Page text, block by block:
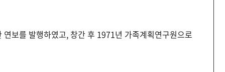
보를 발행하였고, 창간 후 1971년 가족계획연구원으로